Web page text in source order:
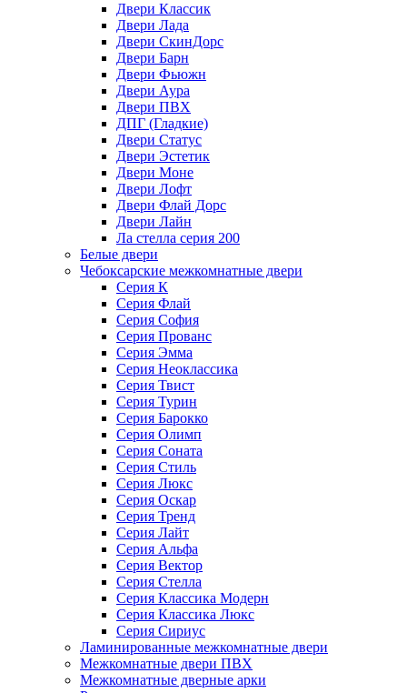
Двери Классик
Двери Лада
Двери СкинДорс
Двери Барн
Двери Фьюжн
Двери Аура
Двери ПВХ
ДПГ (Гладкие)
Двери Статус
Двери Эстетик
Двери Моне
Двери Лофт
Двери Флай Дорс
Двери Лайн
Ла стелла серия 200
Белые двери
Чебоксарские межкомнатные двери
Серия К
Серия Флай
Серия София
Серия Прованс
Серия Эмма
Серия Неоклассика
Серия Твист
Серия Турин
Серия Барокко
Серия Олимп
Серия Соната
Серия Стиль
Серия Люкс
Серия Оскар
Серия Тренд
Серия Лайт
Серия Альфа
Серия Вектор
Серия Стелла
Серия Классика Модерн
Серия Классика Люкс
Серия Сириус
Ламинированные межкомнатные двери
Межкомнатные двери ПВХ
Межкомнатные дверные арки